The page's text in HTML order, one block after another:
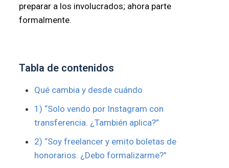
preparar a los involucrados; ahora parte
formalmente.
Tabla de contenidos
Qué cambia y desde cuándo
1) “Solo vendo por Instagram con
transferencia. ¿También aplica?”
2) “Soy freelancer y emito boletas de
honorarios. ¿Debo formalizarme?”